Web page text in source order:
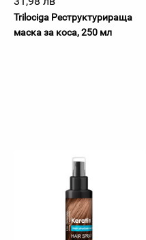
Trilociga Реструктурираща
маска за коса, 250 мл